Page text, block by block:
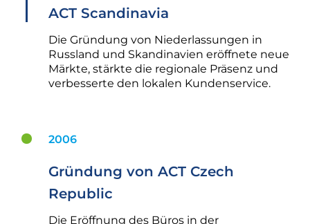
ACT Scandinavia
Die Gründung von Niederlassungen in
Russland und Skandinavien eröffnete neue
Märkte, stärkte die regionale Präsenz und
verbesserte den lokalen Kundenservice.
2006
Gründung von ACT Czech
Republic
Die Eröffnung des Büros in der